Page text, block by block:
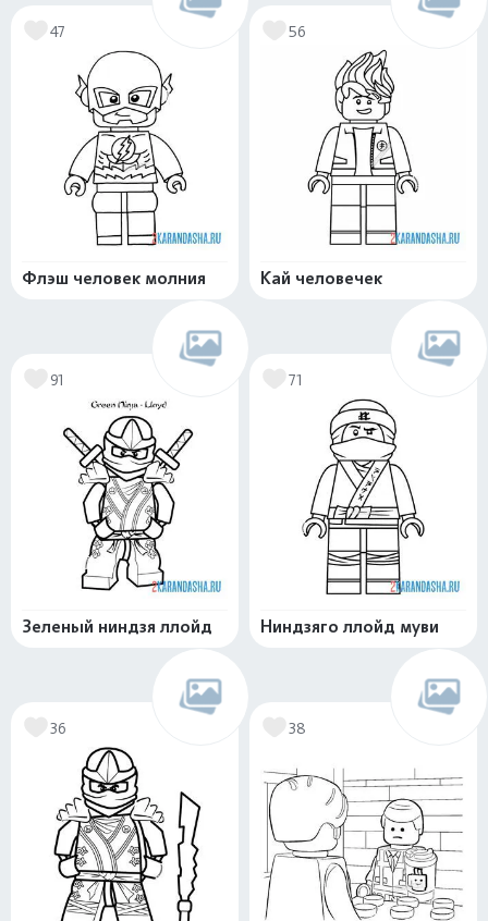
47
Флэш человек молния
56
Кай человечек
91
Зеленый ниндзя ллойд
71
Ниндзяго ллойд муви
36 38